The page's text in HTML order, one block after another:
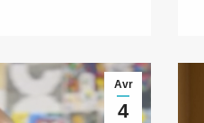
Avr
4